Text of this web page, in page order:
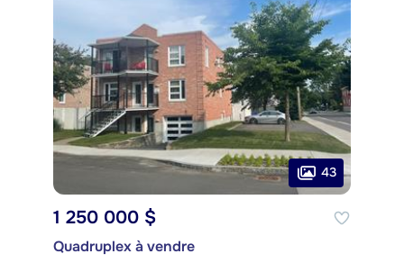
43
1 250 000 $
Quadruplex à vendre